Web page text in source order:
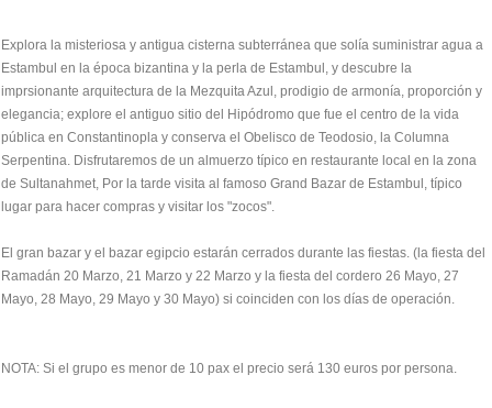
Explora la misteriosa y antigua cisterna subterránea que solía suministrar agua a
Estambul en la época bizantina y la perla de Estambul, y descubre la
imprsionante arquitectura de la Mezquita Azul, prodigio de armonía, proporción y
elegancia; explore el antiguo sitio del Hipódromo que fue el centro de la vida
pública en Constantinopla y conserva el Obelisco de Teodosio, la Columna
Serpentina. Disfrutaremos de un almuerzo típico en restaurante local en la zona
de Sultanahmet, Por la tarde visita al famoso Grand Bazar de Estambul, típico
lugar para hacer compras y visitar los "zocos".
El gran bazar y el bazar egipcio estarán cerrados durante las fiestas. (la fiesta del
Ramadán 20 Marzo, 21 Marzo y 22 Marzo y la fiesta del cordero 26 Mayo, 27
Mayo, 28 Mayo, 29 Mayo y 30 Mayo) si coinciden con los días de operación.
NOTA: Si el grupo es menor de 10 pax el precio será 130 euros por persona.